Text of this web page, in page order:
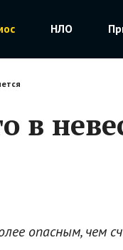
НЛО
опасным, чем